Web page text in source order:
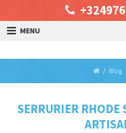
MENU
Blog
SERRURIER RHODE